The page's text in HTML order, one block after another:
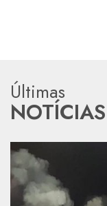
Últimas
NOTÍCIAS